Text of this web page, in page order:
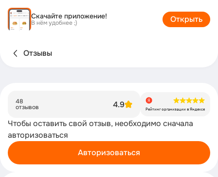
Скачайте приложение!
В нём удобнее ;) Открыть
Отзывы
48
отзывов 4.9 Рейтинг организации в Яндексе
Чтобы оставить свой отзыв, необходимо сначала
авторизоваться
Авторизоваться